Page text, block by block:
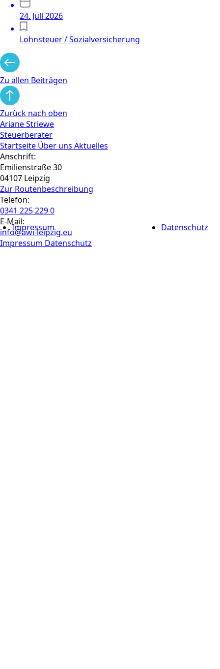
Impressum Datenschutz
24. Juli 2026
Lohnsteuer / Sozialversicherung
Zu allen Beiträgen
Zurück nach oben
Ariane Striewe
Steuerberater
Startseite Über uns Aktuelles
Anschrift:
Emilienstraße 30
04107 Leipzig
Zur Routen­beschreibung
Telefon:
0341 225 229 0
E-Mail:
info@awi-leipzig.eu
Impressum Datenschutz